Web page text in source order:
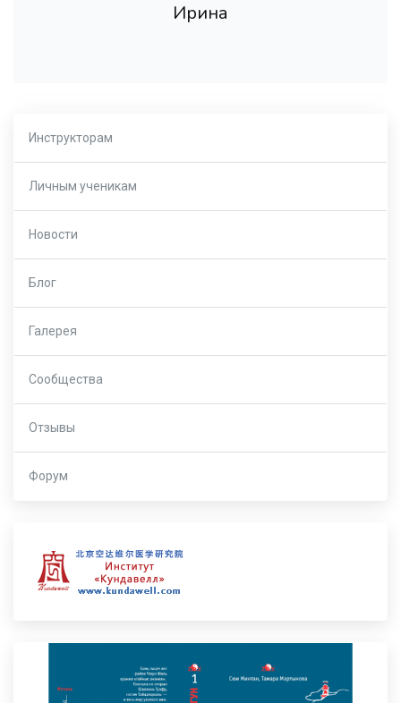
Ирина
Инструкторам
Личным ученикам
Новости
Блог
Галерея
Сообщества
Отзывы
Форум